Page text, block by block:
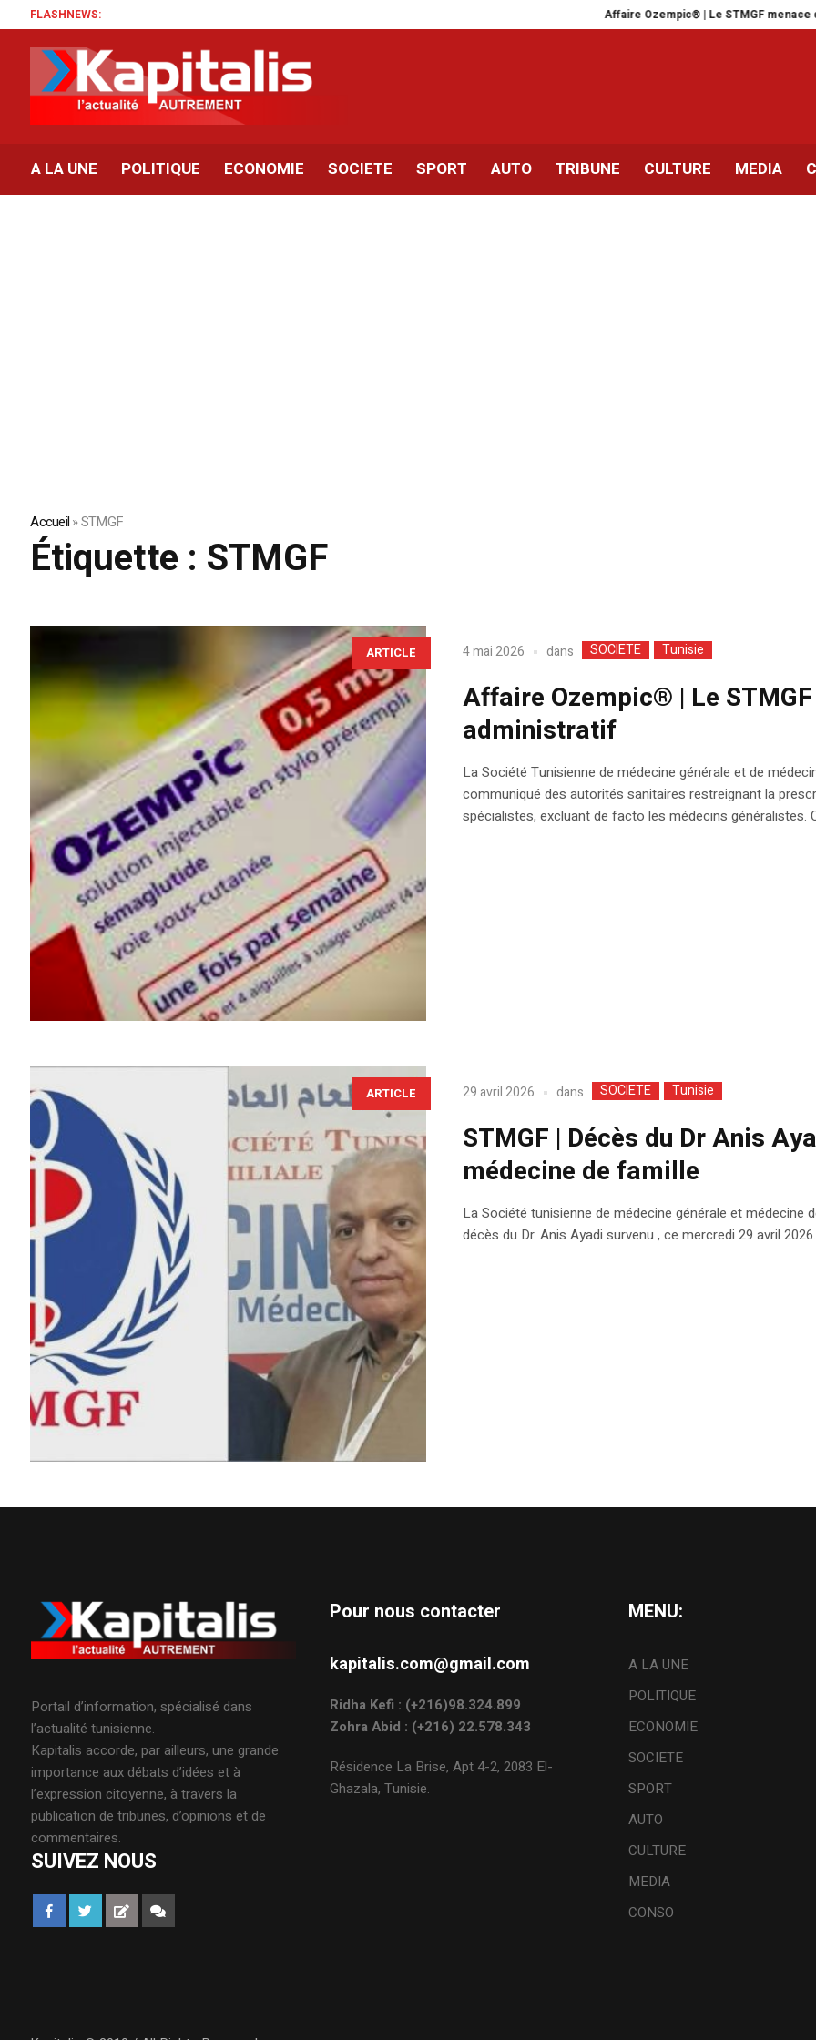
FLASHNEWS: Affaire Ozempic® | Le STMGF menace de
A LA UNE POLITIQUE ECONOMIE SOCIETE SPORT AUTO TRIBUNE CULTURE MEDIA
Accueil»STMGF
Étiquette : STMGF
ARTICLE 4 mai 2026 dans SOCIETE Tunisie
Affaire Ozempic® | Le
administratif
La Société Tunisienne de médecine générale et de
communiqué des autorités sanitaires restreignant la
spécialistes, excluant de facto les médecins
ARTICLE 29 avril 2026 dans SOCIETE Tunisie
STMGF | Décès du Dr Anis
médecine de famille
La Société tunisienne de médecine générale et
décès du Dr. Anis Ayadi survenu , ce mercredi 29 avril 2026.
Portail d’information, spécialisé dans
l’actualité tunisienne.
Kapitalis accorde, par ailleurs, une grande
importance aux débats d’idées et à
l’expression citoyenne, à travers la
publication de tribunes, d’opinions et de
commentaires.
SUIVEZ NOUS
Pour nous contacter
kapitalis.com@gmail.com
Ridha Kefi : (+216)98.324.899
Zohra Abid : (+216) 22.578.343
Résidence La Brise, Apt 4-2, 2083 El-
Ghazala, Tunisie.
MENU:
A LA UNE
POLITIQUE
ECONOMIE
SOCIETE
SPORT
AUTO
CULTURE
MEDIA
CONSO